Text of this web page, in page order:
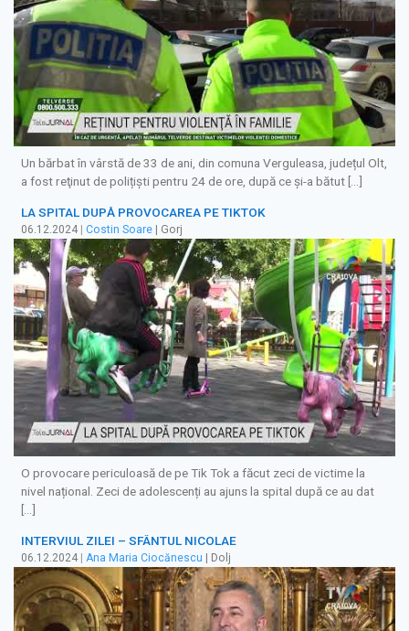
Un bărbat în vârstă de 33 de ani, din comuna Verguleasa, județul Olt,
a fost reţinut de polițiști pentru 24 de ore, după ce şi-a bătut […]
LA SPITAL DUPĂ PROVOCAREA PE TIKTOK
06.12.2024 Costin Soare | Gorj
O provocare periculoasă de pe Tik Tok a făcut zeci de victime la
nivel național. Zeci de adolescenți au ajuns la spital după ce au dat
[…]
INTERVIUL ZILEI – SFÂNTUL NICOLAE
06.12.2024 Ana Maria Ciocănescu | Dolj